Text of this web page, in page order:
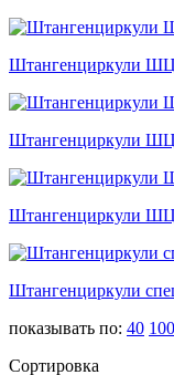
Штангенциркули
Штангенциркули
Штангенциркули
Штангенциркули
показывать по: 40 100
Сортировка